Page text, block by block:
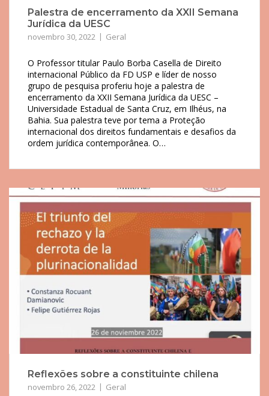
Palestra de encerramento da XXII Semana
Jurídica da UESC
novembro 30, 2022 Geral
O Professor titular Paulo Borba Casella de Direito
internacional Público da FD USP e líder de nosso
grupo de pesquisa proferiu hoje a palestra de
encerramento da XXII Semana Jurídica da UESC –
Universidade Estadual de Santa Cruz, em Ilhéus, na
Bahia. Sua palestra teve por tema a Proteção
internacional dos direitos fundamentais e desafios da
ordem jurídica contemporânea. O…
Reflexões sobre a constituinte chilena
novembro 26, 2022 Geral